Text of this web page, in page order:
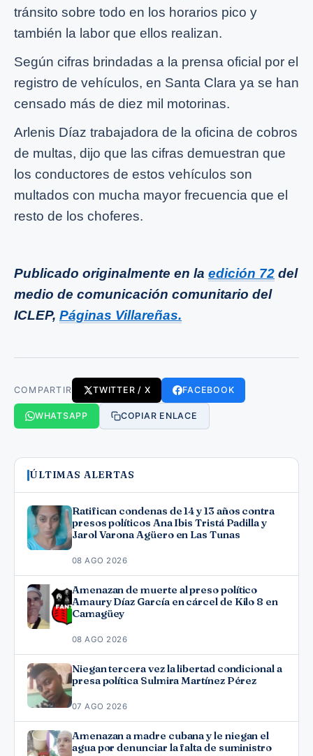
tránsito sobre todo en los horarios pico y
también la labor que ellos realizan.
Según cifras brindadas a la prensa oficial por el
registro de vehículos, en Santa Clara ya se han
censado más de diez mil motorinas.
Arlenis Díaz trabajadora de la oficina de cobros
de multas, dijo que las cifras demuestran que
los conductores de estos vehículos son
multados con mucha mayor frecuencia que el
resto de los choferes.
Publicado originalmente en la edición 72 del
medio de comunicación comunitario del
ICLEP, Páginas Villareñas.
COMPARTIR TWITTER / X FACEBOOK
WHATSAPP COPIAR ENLACE
ÚLTIMAS ALERTAS
Ratifican condenas de 14 y 13 años contra
presos políticos Ana Ibis Tristá Padilla y
Jarol Varona Agüero en Las Tunas
08 AGO 2026
Amenazan de muerte al preso político
Amaury Díaz García en cárcel de Kilo 8 en
Camagüey
08 AGO 2026
Niegan tercera vez la libertad condicional a
presa política Sulmira Martínez Pérez
07 AGO 2026
Amenazan a madre cubana y le niegan el
agua por denunciar la falta de suministro